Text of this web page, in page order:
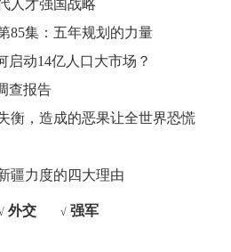
人才强国战略
85集：五年规划的力量
启动14亿人口大市场？
查报告
衡，造成的恶果让全世界恐慌
疆力度的四大理由
外交 √ 强军